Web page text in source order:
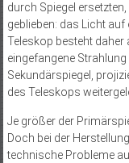
durch Spiegel
geblieben: das Licht
Teleskop besteht daher
eingefangene Strahlung
Sekundärspiegel,
des Teleskops
Je größer der
Doch bei der
technische Probleme